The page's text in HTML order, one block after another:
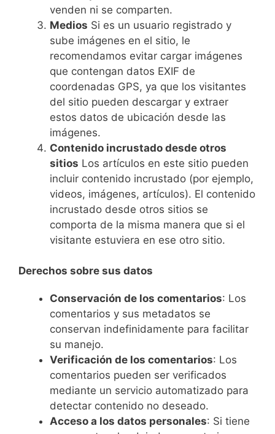
venden ni se comparten.
Medios Si es un usuario registrado y
sube imágenes en el sitio, le
recomendamos evitar cargar imágenes
que contengan datos EXIF de
coordenadas GPS, ya que los visitantes
del sitio pueden descargar y extraer
estos datos de ubicación desde las
imágenes.
Contenido incrustado desde otros
sitios Los artículos en este sitio pueden
incluir contenido incrustado (por ejemplo,
videos, imágenes, artículos). El contenido
incrustado desde otros sitios se
comporta de la misma manera que si el
visitante estuviera en ese otro sitio.
Derechos sobre sus datos
Conservación de los comentarios: Los
comentarios y sus metadatos se
conservan indefinidamente para facilitar
su manejo.
Verificación de los comentarios: Los
comentarios pueden ser verificados
mediante un servicio automatizado para
detectar contenido no deseado.
Acceso a los datos personales: Si tiene